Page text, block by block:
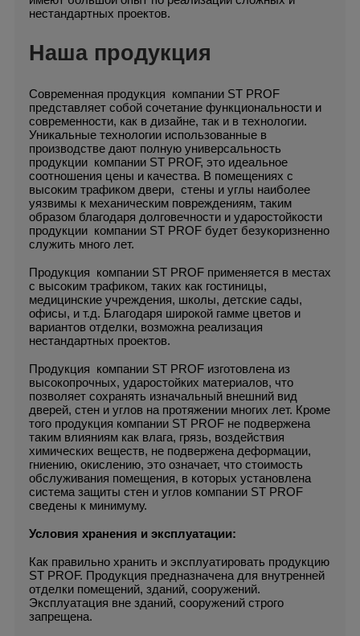
нестандартных проектов.
Наша продукция
Современная продукция компании ST PROF
представляет собой сочетание функциональности и
современности, как в дизайне, так и в технологии.
Уникальные технологии использованные в
производстве дают полную универсальность
продукции компании ST PROF, это идеальное
соотношения цены и качества. В помещениях с
высоким трафиком двери, стены и углы наиболее
уязвимы к механическим повреждениям, таким
образом благодаря долговечности и ударостойкости
продукции компании ST PROF будет безукоризненно
служить много лет.
Продукция компании ST PROF применяется в местах
с высоким трафиком, таких как гостиницы,
медицинские учреждения, школы, детские сады,
офисы, и т.д. Благодаря широкой гамме цветов и
вариантов отделки, возможна реализация
нестандартных проектов.
Продукция компании ST PROF изготовлена из
высокопрочных, ударостойких материалов, что
позволяет сохранять изначальный внешний вид
дверей, стен и углов на протяжении многих лет. Кроме
того продукция компании ST PROF не подвержена
таким влияниям как влага, грязь, воздействия
химических веществ, не подвержена деформации,
гниению, окислению, это означает, что стоимость
обслуживания помещения, в которых установлена
система защиты стен и углов компании ST PROF
сведены к минимуму.
Условия хранения и эксплуатации:
Как правильно хранить и эксплуатировать продукцию
ST PROF. Продукция предназначена для внутренней
отделки помещений, зданий, сооружений.
Эксплуатация вне зданий, сооружений строго
запрещена.